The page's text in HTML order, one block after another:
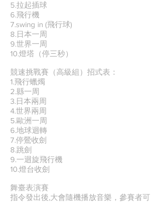
5.拉起插球
6.飛行機
7.swing in (飛行球)
8.日本一周
9.世界一周
10.燈塔（停三秒）
競速挑戰賽（高級組）招式表：
1.飛行蠟燭
2.縣一周
3.日本兩周
4.世界兩周
5.歐洲一周
6.地球迴轉
7.停鶯收劍
8.跳劍
9.一迴旋飛行機
10.燈台收劍
舞臺表演賽
指令發出後,大會隨機播放音樂，參賽者可